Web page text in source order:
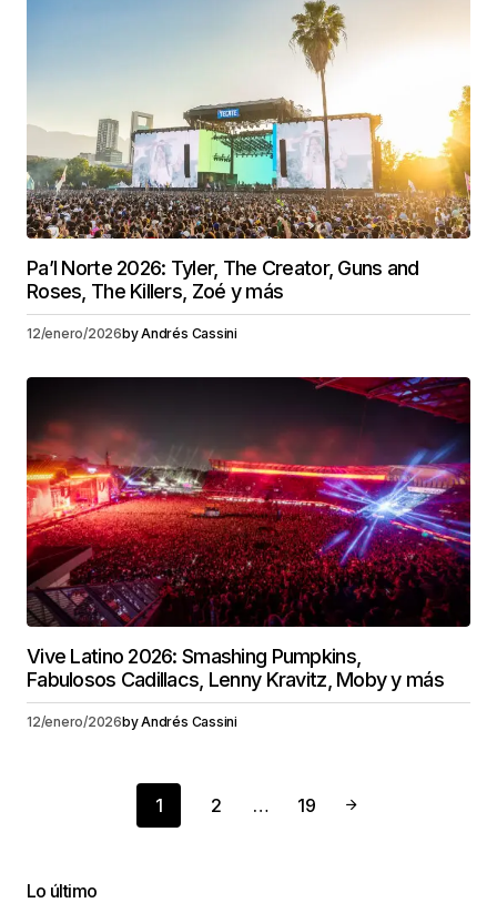
Pa’l Norte 2026: Tyler, The Creator, Guns and
Roses, The Killers, Zoé y más
12/enero/2026byAndrés Cassini
Vive Latino 2026: Smashing Pumpkins,
Fabulosos Cadillacs, Lenny Kravitz, Moby y más
12/enero/2026byAndrés Cassini
1 2 … 19
Lo último